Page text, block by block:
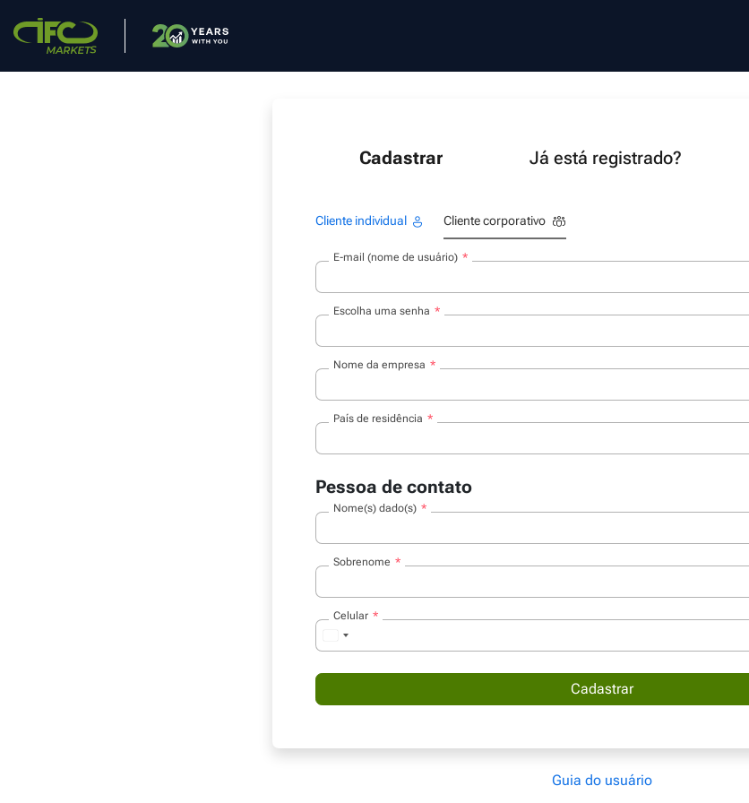
Cadastrar Já está registrado?
Cliente individual Cliente corporativo
E-mail (nome de usuário)
Escolha uma senha
Nome da empresa
País de residência
Pessoa de contato
Nome(s) dado(s)
Sobrenome
Celular
Guia do usuário